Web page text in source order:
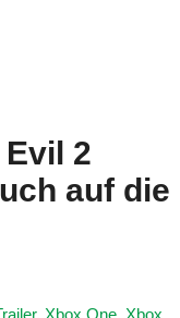
2
auf die